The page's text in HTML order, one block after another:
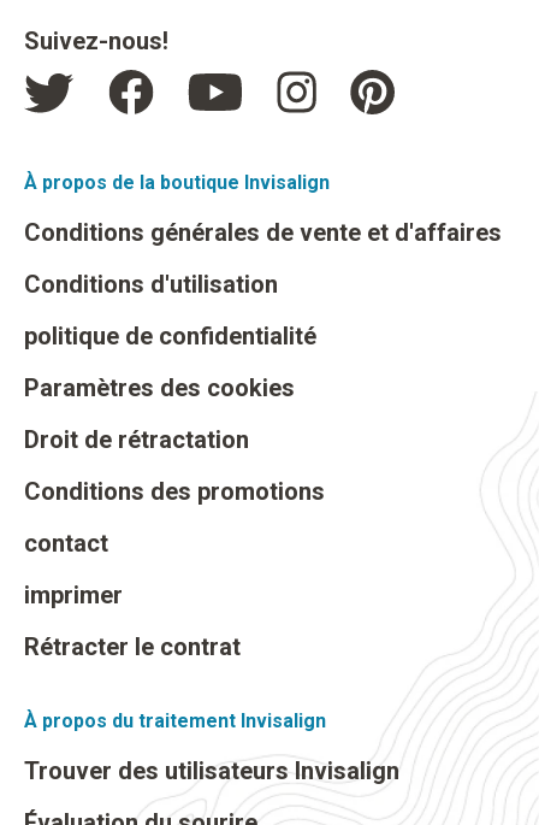
Suivez-nous!
À propos de la boutique Invisalign
Conditions générales de vente et d'affaires
Conditions d'utilisation
politique de confidentialité
Paramètres des cookies
Droit de rétractation
Conditions des promotions
contact
imprimer
Rétracter le contrat
À propos du traitement Invisalign
Trouver des utilisateurs Invisalign